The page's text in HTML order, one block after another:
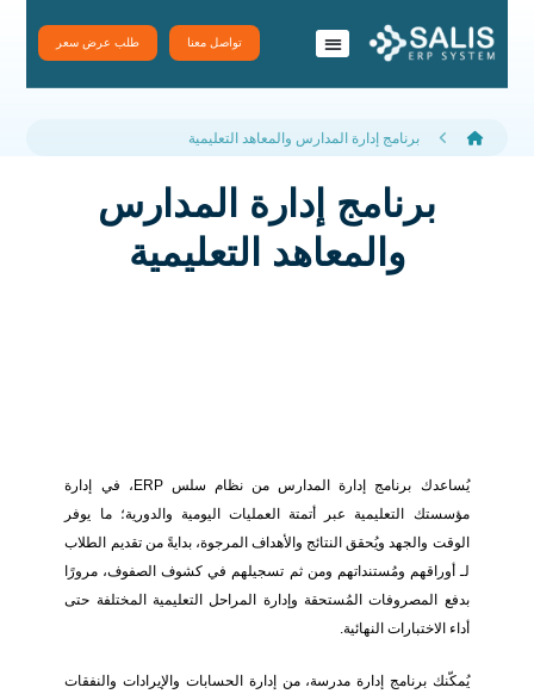
تواصل معنا طلب عرض سعر
برنامج إدارة المدارس والمعاهد التعليمية
برنامج إدارة المدارس
والمعاهد التعليمية
يُساعدك برنامج إدارة المدارس من نظام سلس ERP، في إدارة
مؤسستك التعليمية عبر أتمتة العمليات اليومية والدورية؛ ما يوفر
الوقت والجهد ويُحقق النتائج والأهداف المرجوة، بدايةً من تقديم الطلاب
لـ أوراقهم ومُستنداتهم ومن ثم تسجيلهم في كشوف الصفوف، مرورًا
بدفع المصروفات المُستحقة وإدارة المراحل التعليمية المختلفة حتى
أداء الاختبارات النهائية.
يُمكّنك برنامج إدارة مدرسة، من إدارة الحسابات والإيرادات والنفقات